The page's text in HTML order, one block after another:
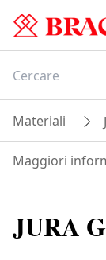
Materiali
Maggiori
JURA